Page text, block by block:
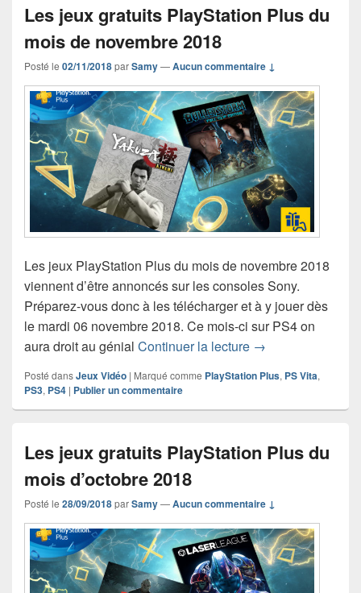
Les jeux gratuits PlayStation Plus du
mois de novembre 2018
Posté le 02/11/2018parSamy—Aucun commentaire ↓
Les jeux PlayStation Plus du mois de novembre 2018
viennent d’être annoncés sur les consoles Sony.
Préparez-vous donc à les télécharger et à y jouer dès
le mardi 06 novembre 2018. Ce mois-ci sur PS4 on
aura droit au génial Continuer la lecture Les jeux gratuits
→
Posté dansJeux Vidéo | Marqué comme PlayStation Plus, PS Vita,
PS3, PS4 | Publier un commentaire
Les jeux gratuits PlayStation Plus du
mois d’octobre 2018
Posté le 28/09/2018parSamy—Aucun commentaire ↓